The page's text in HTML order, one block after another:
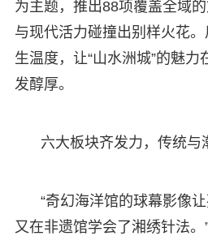
为主题，推出88项覆盖全域
与现代活力碰撞出别样火花
生温度，让“山水洲城”的魅
发醇厚。
六大板块齐发力，传统与
“奇幻海洋馆的球幕影像
又在非遗馆学会了湘绣针法